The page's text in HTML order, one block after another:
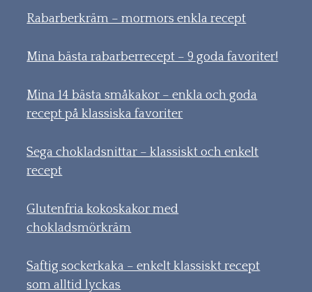
Rabarberkräm – mormors enkla recept
Mina bästa rabarberrecept – 9 goda favoriter!
Mina 14 bästa småkakor – enkla och goda
recept på klassiska favoriter
Sega chokladsnittar – klassiskt och enkelt
recept
Glutenfria kokoskakor med
chokladsmörkräm
Saftig sockerkaka – enkelt klassiskt recept
som alltid lyckas